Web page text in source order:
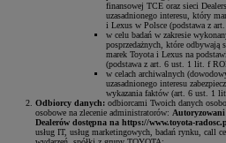
finansowej TCE oraz sieci
uzasadnionego interesu, który
i Lexus w Polsce (podstawa z
w celu badań w zakresie
posprzedażnych, które odbywają
marek Toyota i Lexus na
(podstawa z art. 6 ust. 1 lit. f
w celach archiwalnych
uzasadnionego interesu
wykazania faktów (art. 6 ust. 1
Odbiorcy danych: odbiorcami Twoich danych
osobowe na zlecenie administratorów:
Dealerów dostępna na https://www.toyota-
usług IT, usług marketingowych, badań rynku, call